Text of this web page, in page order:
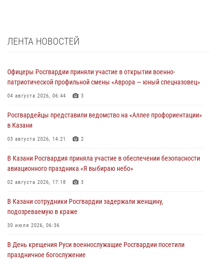
ЛЕНТА НОВОСТЕЙ
Офицеры Росгвардии приняли участие в открытии военно-
патриотической профильной смены «Аврора — юный спецназовец»
04 августа 2026, 06:44 3
Росгвардейцы представили ведомство на «Аллее профориентации»
в Казани
03 августа 2026, 14:21 2
В Казани Росгвардия приняла участие в обеспечении безопасности
авиационного праздника «Я выбираю небо»
02 августа 2026, 17:18 3
В Казани сотрудники Росгвардии задержали женщину,
подозреваемую в краже
30 июля 2026, 06:36
В День крещения Руси военнослужащие Росгвардии посетили
праздничное богослужение